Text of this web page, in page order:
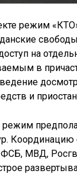
режим
на
в
и
ФСБ, МВД,